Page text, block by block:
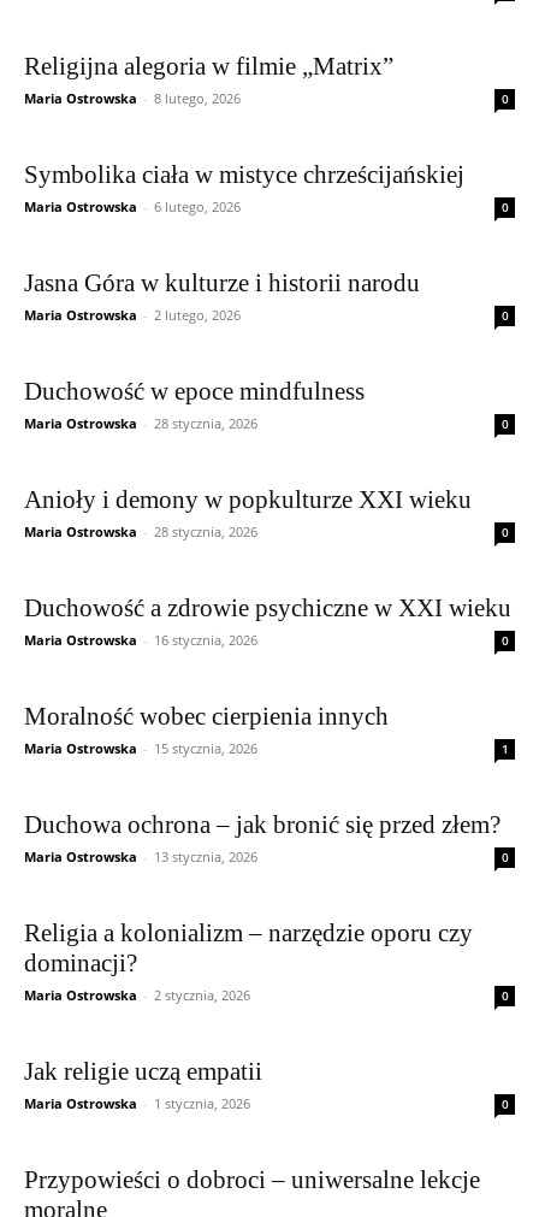
Religijna alegoria w filmie „Matrix”
Maria Ostrowska - 8 lutego, 2026 0
Symbolika ciała w mistyce chrześcijańskiej
Maria Ostrowska - 6 lutego, 2026 0
Jasna Góra w kulturze i historii narodu
Maria Ostrowska - 2 lutego, 2026 0
Duchowość w epoce mindfulness
Maria Ostrowska - 28 stycznia, 2026 0
Anioły i demony w popkulturze XXI wieku
Maria Ostrowska - 28 stycznia, 2026 0
Duchowość a zdrowie psychiczne w XXI wieku
Maria Ostrowska - 16 stycznia, 2026 0
Moralność wobec cierpienia innych
Maria Ostrowska - 15 stycznia, 2026 1
Duchowa ochrona – jak bronić się przed złem?
Maria Ostrowska - 13 stycznia, 2026 0
Religia a kolonializm – narzędzie oporu czy
dominacji?
Maria Ostrowska - 2 stycznia, 2026 0
Jak religie uczą empatii
Maria Ostrowska - 1 stycznia, 2026 0
Przypowieści o dobroci – uniwersalne lekcje
moralne